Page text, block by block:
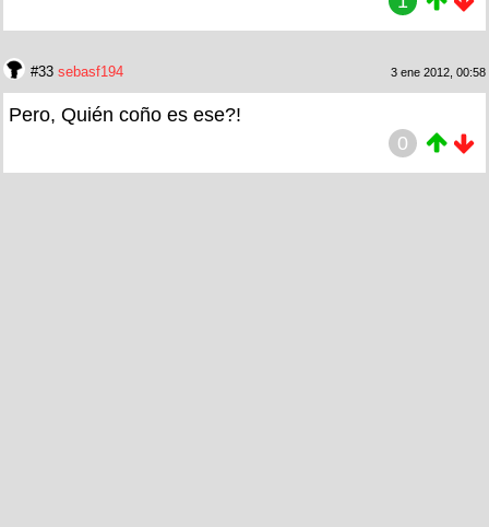
#33 sebasf194 3 ene 2012, 00:58
Pero, Quién coño es ese?!
0